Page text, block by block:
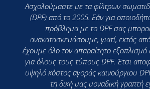
Ασχολούμαστε με τα φίλτρων
(DPF) από το 2005. Εάν για
πρόβλημα με το DPF σας
ανακατασκευάσουμε, γιατί, εκτός
έχουμε όλο τον απαραίτητο εξοπλισμό
για όλους τους τύπους DPF. Έτσι
υψηλό κόστος αγοράς καινούργιου
τη δική μας μοναδική γραπτή